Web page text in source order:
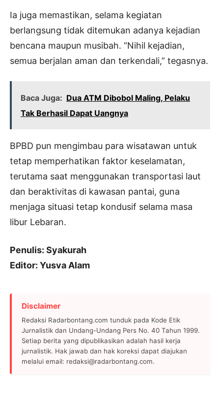
Ia juga memastikan, selama kegiatan
berlangsung tidak ditemukan adanya kejadian
bencana maupun musibah. “Nihil kejadian,
semua berjalan aman dan terkendali,” tegasnya.
Baca Juga: Dua ATM Dibobol Maling, Pelaku
Tak Berhasil Dapat Uangnya
BPBD pun mengimbau para wisatawan untuk
tetap memperhatikan faktor keselamatan,
terutama saat menggunakan transportasi laut
dan beraktivitas di kawasan pantai, guna
menjaga situasi tetap kondusif selama masa
libur Lebaran.
Penulis: Syakurah
Editor: Yusva Alam
Disclaimer
Redaksi Radarbontang.com tunduk pada Kode Etik
Jurnalistik dan Undang-Undang Pers No. 40 Tahun 1999.
Setiap berita yang dipublikasikan adalah hasil kerja
jurnalistik. Hak jawab dan hak koreksi dapat diajukan
melalui email: redaksi@radarbontang.com.